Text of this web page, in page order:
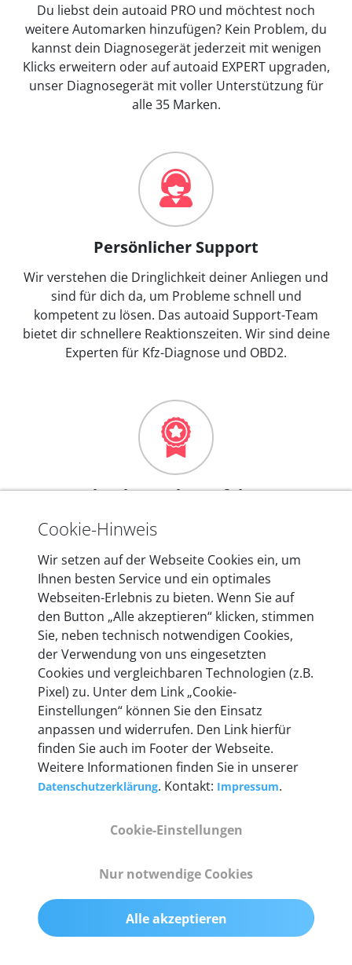
Du liebst dein autoaid PRO und möchtest noch
weitere Automarken hinzufügen? Kein Problem, du
kannst dein Diagnosegerät jederzeit mit wenigen
Klicks erweitern oder auf autoaid EXPERT upgraden,
unser Diagnosegerät mit voller Unterstützung für
alle 35 Marken.
Persönlicher Support
Wir verstehen die Dringlichkeit deiner Anliegen und
sind für dich da, um Probleme schnell und
kompetent zu lösen. Das autoaid Support-Team
bietet dir schnellere Reaktionszeiten. Wir sind deine
Experten für Kfz-Diagnose und OBD2.
Mehr als 10 Jahre Erfahrung
In den Kfz-Diagnosegeräten von autoaid stecken
entwickeln wir unsere Produkte am Standort in
Berlin laufend weiter. Auf diese Qualität vertrauen
heute mehr als 60.000 Privatkunden und
Unternehmen.
Technische Details &
Lieferumfang
55 mm x 25 mm x 12 mm
200 g
Cookie-Hinweis
Wir setzen auf der Webseite Cookies ein, um
Ihnen besten Service und ein optimales
Webseiten-Erlebnis zu bieten. Wenn Sie auf
den Button „Alle akzeptieren“ klicken, stimmen
Sie, neben technisch notwendigen Cookies,
der Verwendung von uns eingesetzten
Cookies und vergleichbaren Technologien (z.B.
Pixel) zu. Unter dem Link „Cookie-
Einstellungen“ können Sie den Einsatz
anpassen und widerrufen. Den Link hierfür
finden Sie auch im Footer der Webseite.
Weitere Informationen finden Sie in unserer
Datenschutzerklärung. Kontakt: Impressum.
Cookie-Einstellungen
Nur notwendige Cookies
Alle akzeptieren